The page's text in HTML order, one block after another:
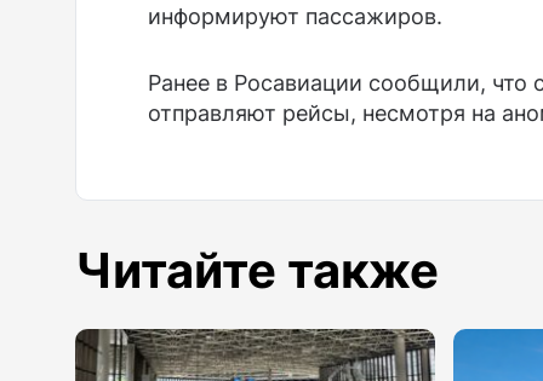
информируют пассажиров.
Ранее в Росавиации сообщили,
отправляют рейсы, несмотря на
Читайте также